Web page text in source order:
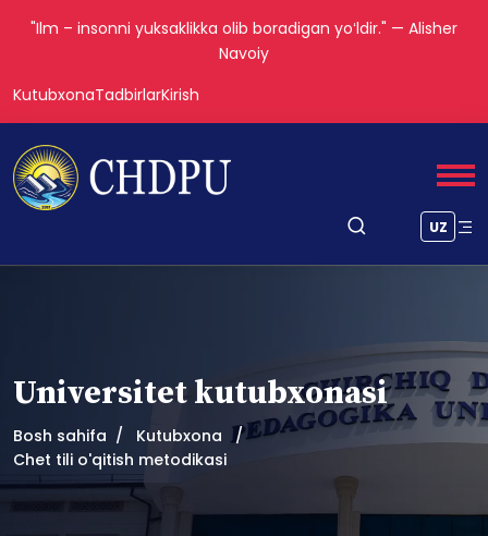
"Ilm – insonni yuksaklikka olib boradigan yoʻldir." — Alisher
Navoiy
KutubxonaTadbirlarKirish
UZ
Universitet kutubxonasi
Bosh sahifa
Kutubxona
Chet tili o'qitish metodikasi